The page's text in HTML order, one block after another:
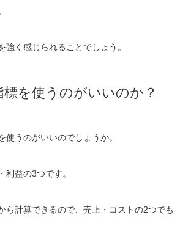
強く感じられることでしょう。
を使うのがいいのか？
使うのがいいのでしょうか。
利益の3つです。
ら計算できるので、売上・コストの2つでも